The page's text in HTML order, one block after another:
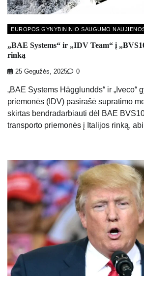
EUROPOS GYNYBININIO SAUGUMO
„BAE Systems“ ir „IDV Team“ į
rinką
25 Gegužės, 2025 0
„BAE Systems Hägglundds“ ir „Iveco“
priemonės (IDV) pasirašė supratimo
skirtas bendradarbiauti dėl BAE
transporto priemonės į Italijos rinką,